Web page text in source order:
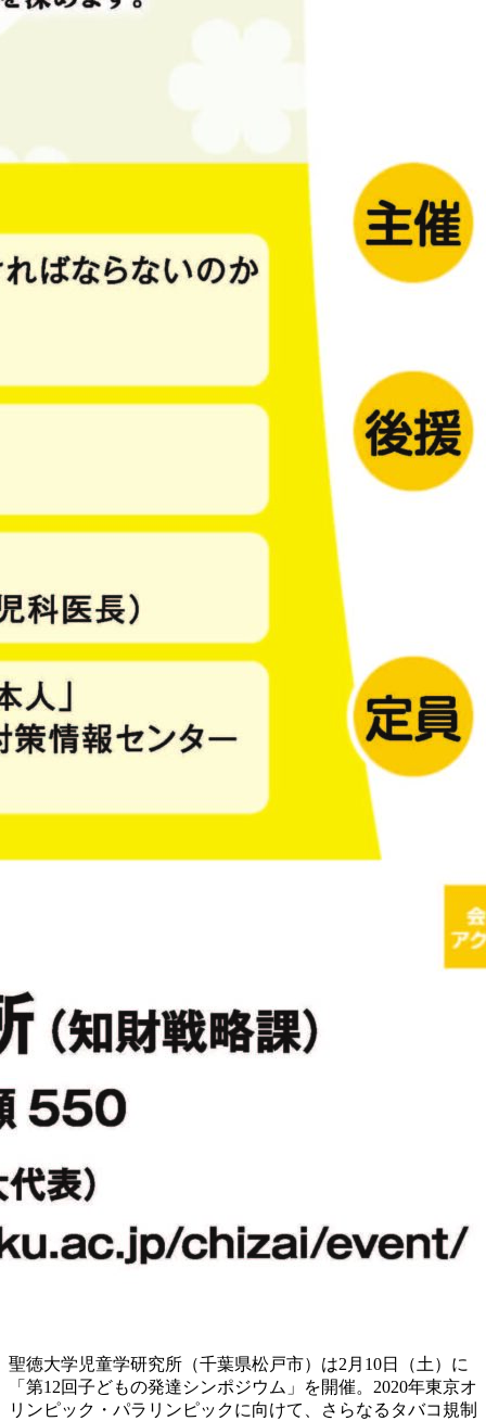
聖徳大学児童学研究所（千葉県松戸市）は2月10日（土）に
「第12回子どもの発達シンポジウム」を開催。2020年東京オ
リンピック・パラリンピックに向けて、さらなるタバコ規制